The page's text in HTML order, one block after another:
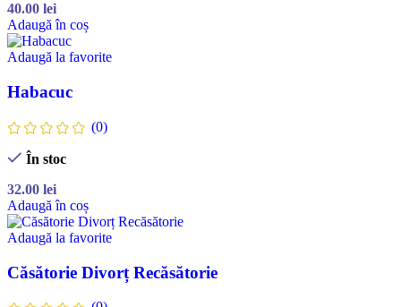
40.00 lei
Adaugă în coș
Adaugă la favorite
Habacuc
(0)
În stoc
32.00 lei
Adaugă în coș
Adaugă la favorite
Căsătorie Divorț Recăsătorie